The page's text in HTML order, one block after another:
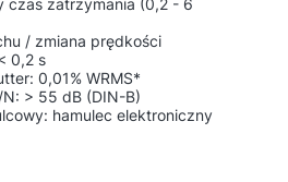
czas zatrzymania (0,2 - 6
/ zmiana prędkości
0,2 s
0,01% WRMS*
> 55 dB (DIN-B)
hamulec elektroniczny